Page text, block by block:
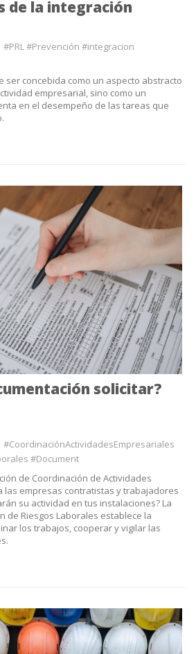
de la integración
#PRL #Prevención #integracion
ser concebida como un aspecto abstracto
empresarial, sino como un
en el desempeño de las tareas que
solicitar?
#CoordinaciónActividadesEmpresariales
#Document
de Coordinación de Actividades
las empresas contratistas y trabajadores
su actividad en tus instalaciones? La
de Riesgos Laborales establece la
los trabajos, cooperar y vigilar las